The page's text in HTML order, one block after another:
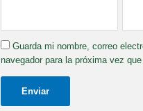
Guarda mi nombre, correo
navegador para la próxima vez que